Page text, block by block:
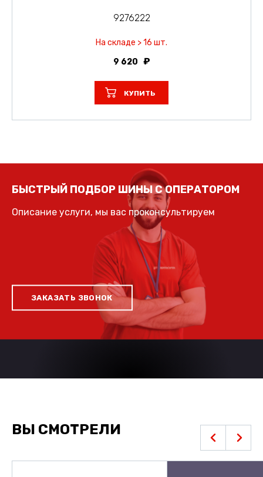
9276222
На складе > 16 шт.
9 620
КУПИТЬ
БЫСТРЫЙ ПОДБОР ШИНЫ С ОПЕРАТОРОМ
Описание услуги, мы вас проконсультируем
ЗАКАЗАТЬ ЗВОНОК
ВЫ СМОТРЕЛИ